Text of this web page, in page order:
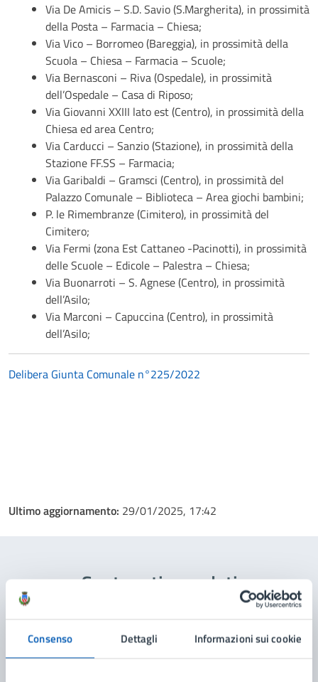
Consenso Dettagli Informazioni sui cookie
Via De Amicis – S.D. Savio (S.Margherita), in prossimità
della Posta – Farmacia – Chiesa;
Via Vico – Borromeo (Bareggia), in prossimità della
Scuola – Chiesa – Farmacia – Scuole;
Via Bernasconi – Riva (Ospedale), in prossimità
dell’Ospedale – Casa di Riposo;
Via Giovanni XXIII lato est (Centro), in prossimità della
Chiesa ed area Centro;
Via Carducci – Sanzio (Stazione), in prossimità della
Stazione FF.SS – Farmacia;
Via Garibaldi – Gramsci (Centro), in prossimità del
Palazzo Comunale – Biblioteca – Area giochi bambini;
P. le Rimembranze (Cimitero), in prossimità del
Cimitero;
Via Fermi (zona Est Cattaneo -Pacinotti), in prossimità
delle Scuole – Edicole – Palestra – Chiesa;
Via Buonarroti – S. Agnese (Centro), in prossimità
dell’Asilo;
Via Marconi – Capuccina (Centro), in prossimità
dell’Asilo;
Delibera Giunta Comunale n°225/2022
Ultimo aggiornamento: 29/01/2025, 17:42
Contenuti correlati
Amministrazione